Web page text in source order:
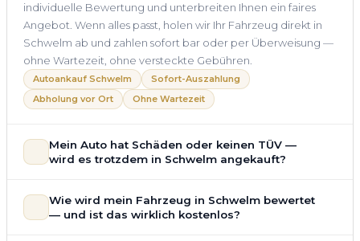
individuelle Bewertung und unterbreiten Ihnen ein faires
Angebot. Wenn alles passt, holen wir Ihr Fahrzeug direkt in
Schwelm ab und zahlen sofort bar oder per Überweisung —
ohne Wartezeit, ohne versteckte Gebühren.
Autoankauf Schwelm
Sofort-Auszahlung
Abholung vor Ort
Ohne Wartezeit
Mein Auto hat Schäden oder keinen TÜV —
wird es trotzdem in Schwelm angekauft?
Motorschaden, Getriebeschaden, abgelaufenem TÜV oder
allgemeinem Reparaturbedarf direkt in Schwelm an. Der
Wie wird mein Fahrzeug in Schwelm bewertet
— und ist das wirklich kostenlos?